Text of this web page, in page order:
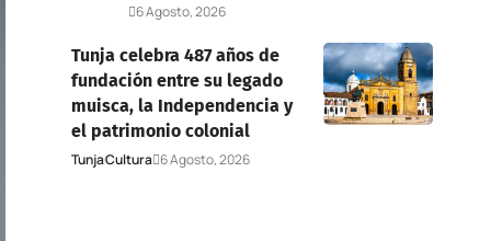
6 Agosto, 2026
Tunja celebra 487 años de
fundación entre su legado
muisca, la Independencia y
el patrimonio colonial
TunjaCultura 6 Agosto, 2026